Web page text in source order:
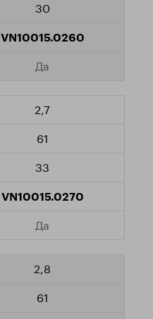
30
VN10015.0260
Да
2,7
61
33
VN10015.0270
Да
2,8
61